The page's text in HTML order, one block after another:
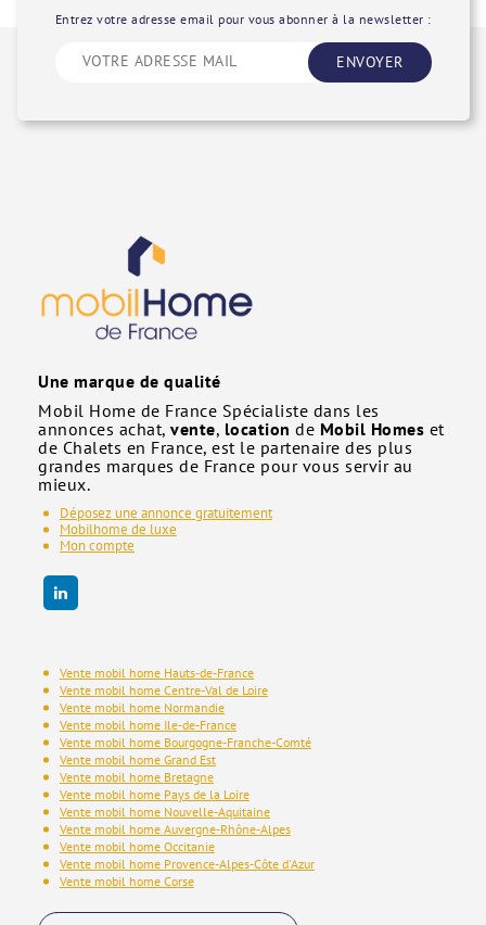
Entrez votre adresse email pour vous abonner à la newsletter :
ENVOYER
Une marque de qualité
Mobil Home de France Spécialiste dans les
annonces achat, vente, location de Mobil Homes et
de Chalets en France, est le partenaire des plus
grandes marques de France pour vous servir au
mieux.
Déposez une annonce gratuitement
Mobilhome de luxe
Mon compte
Vente mobil home Hauts-de-France
Vente mobil home Centre-Val de Loire
Vente mobil home Normandie
Vente mobil home Ile-de-France
Vente mobil home Bourgogne-Franche-Comté
Vente mobil home Grand Est
Vente mobil home Bretagne
Vente mobil home Pays de la Loire
Vente mobil home Nouvelle-Aquitaine
Vente mobil home Auvergne-Rhône-Alpes
Vente mobil home Occitanie
Vente mobil home Provence-Alpes-Côte d'Azur
Vente mobil home Corse